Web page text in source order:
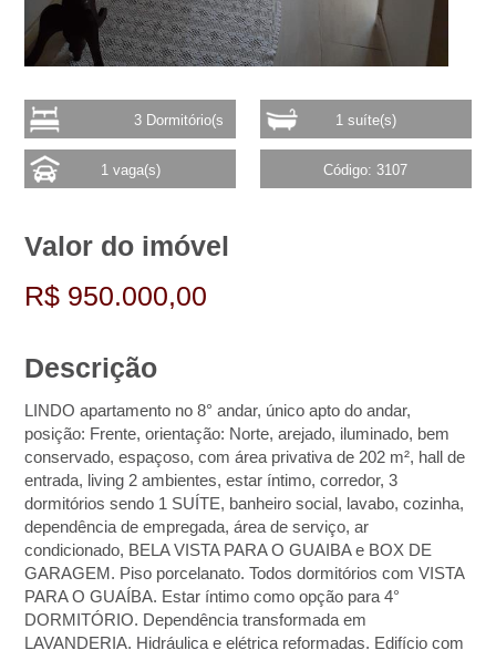
3 Dormitório(s 1 suíte(s)
1 vaga(s) Código: 3107
Valor do imóvel
R$ 950.000,00
Descrição
LINDO apartamento no 8° andar, único apto do andar,
posição: Frente, orientação: Norte, arejado, iluminado, bem
conservado, espaçoso, com área privativa de 202 m², hall de
entrada, living 2 ambientes, estar íntimo, corredor, 3
dormitórios sendo 1 SUÍTE, banheiro social, lavabo, cozinha,
dependência de empregada, área de serviço, ar
condicionado, BELA VISTA PARA O GUAIBA e BOX DE
GARAGEM. Piso porcelanato. Todos dormitórios com VISTA
PARA O GUAÍBA. Estar íntimo como opção para 4°
DORMITÓRIO. Dependência transformada em
LAVANDERIA. Hidráulica e elétrica reformadas. Edifício com